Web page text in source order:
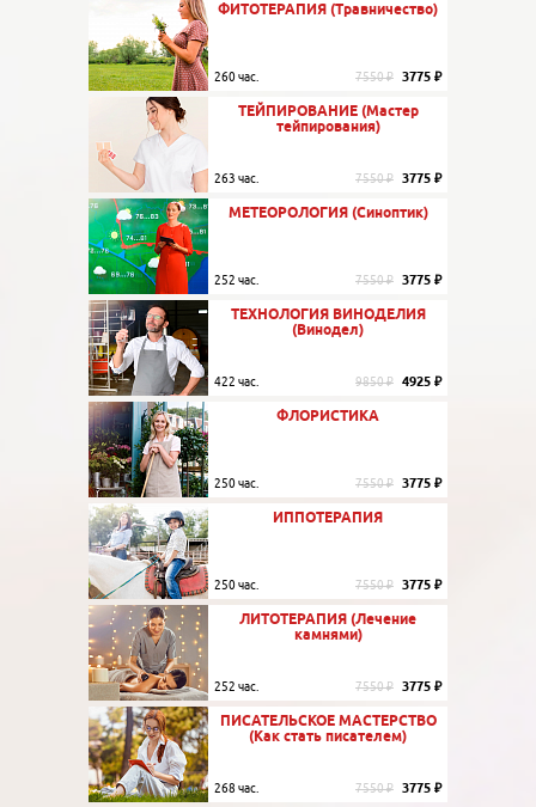
ФИТОТЕРАПИЯ (Травничество)
260 час. 7550 ₽ 3775 ₽
ТЕЙПИРОВАНИЕ (Мастер
тейпирования)
263 час. 7550 ₽ 3775 ₽
МЕТЕОРОЛОГИЯ (Синоптик)
252 час. 7550 ₽ 3775 ₽
ТЕХНОЛОГИЯ ВИНОДЕЛИЯ
(Винодел)
422 час. 9850 ₽ 4925 ₽
ФЛОРИСТИКА
250 час. 7550 ₽ 3775 ₽
ИППОТЕРАПИЯ
250 час. 7550 ₽ 3775 ₽
ЛИТОТЕРАПИЯ (Лечение
камнями)
252 час. 7550 ₽ 3775 ₽
ПИСАТЕЛЬСКОЕ МАСТЕРСТВО
(Как стать писателем)
268 час. 7550 ₽ 3775 ₽